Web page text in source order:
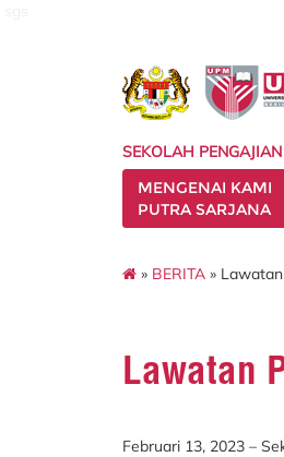
SEKOLAH
MENGENAI KAMI
PUTRA SARJANA
» BERITA »
Lawatan
Februari 13, 2023 –